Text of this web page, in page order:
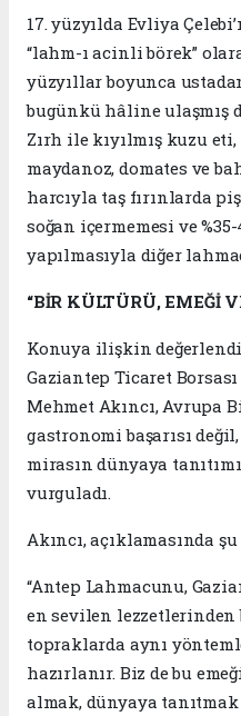
17. yüzyılda Evliya
“lahm-ı acinli börek”
yüzyıllar boyunca
bugünkü hâline ulaşmış
Zırh ile kıyılmış kuzu
maydanoz, domates ve
harcıyla taş fırınlarda
soğan içermemesi ve
yapılmasıyla diğer
“BİR KÜLTÜRÜ, EMEĞİ
Konuya ilişkin
Gaziantep Ticaret
Mehmet Akıncı,
gastronomi başarısı
mirasın dünyaya
vurguladı.
Akıncı, açıklamasında
“Antep Lahmacunu,
en sevilen lezzetlerinden
topraklarda aynı
hazırlanır. Biz de bu
almak, dünyaya